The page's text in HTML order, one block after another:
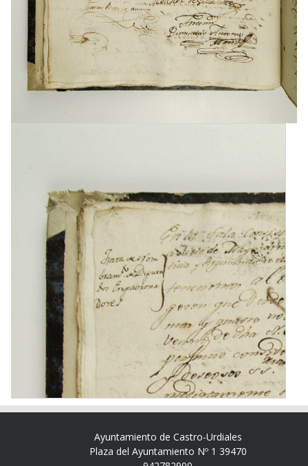
Ayuntamiento de Castro-Urdiales
Plaza del Ayuntamiento Nº 1 39470